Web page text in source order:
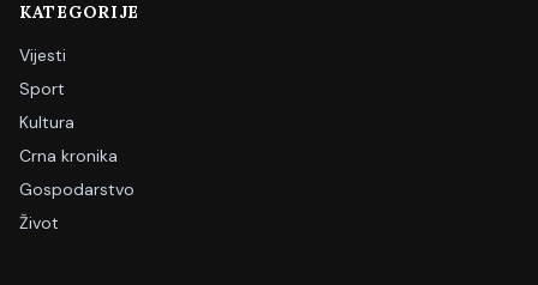
KATEGORIJE
Vijesti
Sport
Kultura
Crna kronika
Gospodarstvo
Život